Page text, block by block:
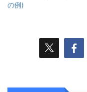
の例)